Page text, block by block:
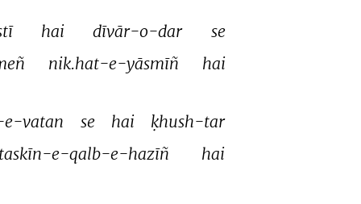
hai dīvār-o-dar
se
nik.hat-e-yāsmīñ hai
vatan se hai
ḳhush-tar
e-qalb-e-hazīñ
hai